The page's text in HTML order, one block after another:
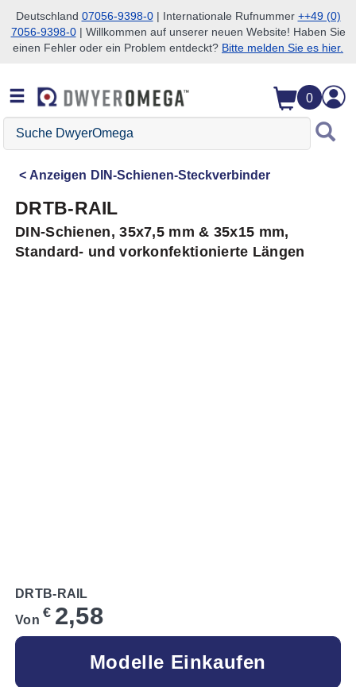
Zum Suchen überspringen
Zum Hauptinhalt überspringen
Zur Navigation überspringen
Deutschland 07056-9398-0| Internationale Rufnummer ++49 (0)
7056-9398-0| Willkommen auf unserer neuen Website! Haben Sie
einen Fehler oder ein Problem entdeckt? Bitte melden Sie es hier.
0
Suche
DwyerOmega
Anzeigen DIN-Schienen-Steckverbinder
DRTB-RAIL
DIN-Schienen, 35x7,5 mm & 35x15 mm,
Standard- und vorkonfektionierte Längen
DRTB-RAIL
Von € 2,58
Modelle Einkaufen